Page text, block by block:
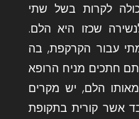
לקרות בשל שתי
שכזו היא הלם.
עבור הקרקפת, בה
חתכים מניח הרופא
הלם, יש מקרים
אשר קורית בתקופת